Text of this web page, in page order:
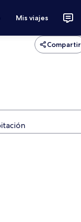
Mis viajes
Compartir